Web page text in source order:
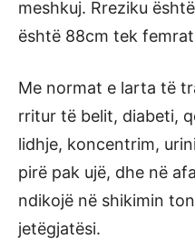
meshkuj. Rreziku
është 88cm tek
Me normat e larta të
rritur të belit, diabeti,
lidhje, koncentrim,
pirë pak ujë, dhe në
ndikojë në shikimin
jetëgjatësi.